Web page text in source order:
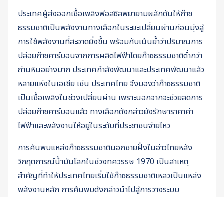
ประเทศผู้ส่งออกเชื้อเพลิงฟอสซิลพยายามผลักดันให้ก๊าซ
ธรรมชาติเป็นพลังงานทางเลือกในระยะเปลี่ยนผ่านก่อนมุ่งสู่
การใช้พลังงานที่สะอาดยิ่งขึ้น พร้อมกับเน้นย้ำว่าปริมาณการ
ปล่อยก๊าซคาร์บอนจากการผลิตไฟฟ้าโดยก๊าซธรรมชาติต่ำกว่า
ถ่านหินอย่างมาก ประเทศกำลังพัฒนาและประเทศพัฒนาแล้ว
หลายแห่งในเอเชีย เช่น ประเทศไทย จึงมองว่าก๊าซธรรมชาติ
เป็นเชื้อเพลิงในช่วงเปลี่ยนผ่าน เพราะนอกจากจะช่วยลดการ
ปล่อยก๊าซคาร์บอนแล้ว ทางเลือกดังกล่าวยังรักษาราคาค่า
ไฟฟ้าและพลังงานให้อยู่ในระดับที่ประชาชนจ่ายไหว
การค้นพบแหล่งก๊าซธรรมชาตินอกชายฝั่งในอ่าวไทยหลัง
วิกฤตการณ์น้ำมันโลกในช่วงทศวรรษ 1970 เป็นสาเหตุ
สำคัญที่ทำให้ประเทศไทยเริ่มใช้ก๊าซธรรมชาติเหลวเป็นแหล่ง
พลังงานหลัก การค้นพบดังกล่าวนำไปสู่การวางระบบ